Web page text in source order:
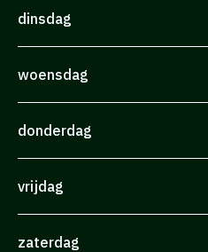
dinsdag
woensdag
donderdag
vrijdag
zaterdag